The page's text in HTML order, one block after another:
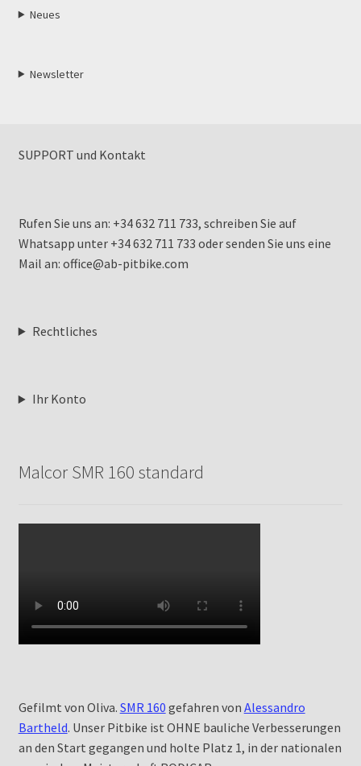
Neues
Newsletter
SUPPORT und Kontakt
Rufen Sie uns an: +34 632 711 733, schreiben Sie auf
Whatsapp unter +34 632 711 733 oder senden Sie uns eine
Mail an: office@ab-pitbike.com
Rechtliches
Ihr Konto
Malcor SMR 160 standard
Gefilmt von Oliva. SMR 160 gefahren von Alessandro
Bartheld. Unser Pitbike ist OHNE bauliche Verbesserungen
an den Start gegangen und holte Platz 1, in der nationalen